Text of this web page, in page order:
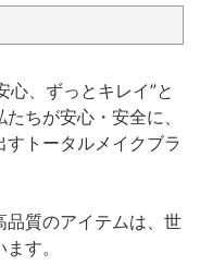
心、ずっとキレイ”と
ちが安心・安全に、
トータルメイクブラ
品質のアイテムは、世
す。